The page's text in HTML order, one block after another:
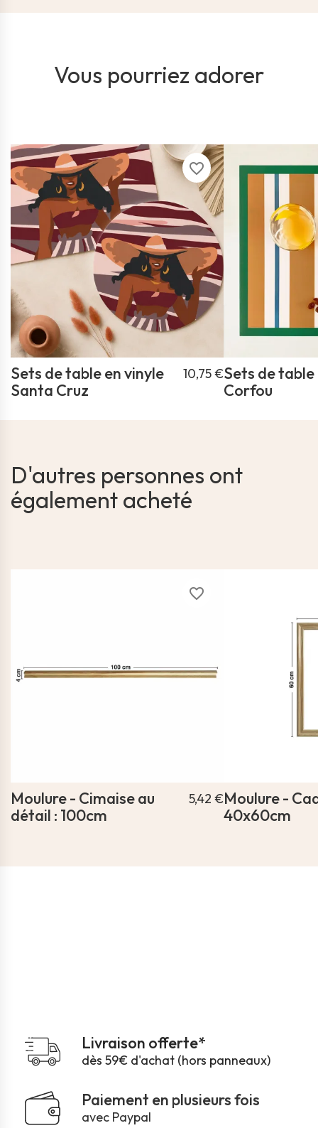
Vous pourriez adorer
favorite_border
Sets de table en vinyle
Santa Cruz
10,75 €Sets de table
Corfou
D'autres personnes ont
également acheté
favorite_border
Moulure - Cimaise au
détail : 100cm
5,42 €Moulure -
40x60cm
Livraison offerte*
dès 59€ d'achat (hors panneaux)
Paiement en plusieurs fois
avec Paypal